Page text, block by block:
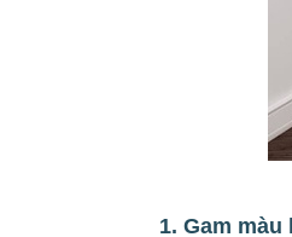
1. Gam